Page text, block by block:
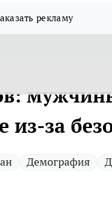
рекламу
за
Демография